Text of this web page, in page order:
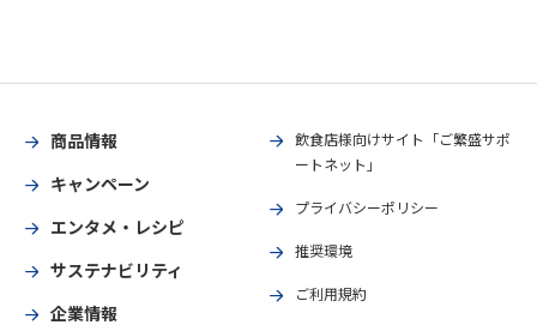
商品情報
キャンペーン
エンタメ・レシピ
サステナビリティ
企業情報
飲食店様向けサイト「ご繁盛サポ
ートネット」
プライバシーポリシー
推奨環境
ご利用規約